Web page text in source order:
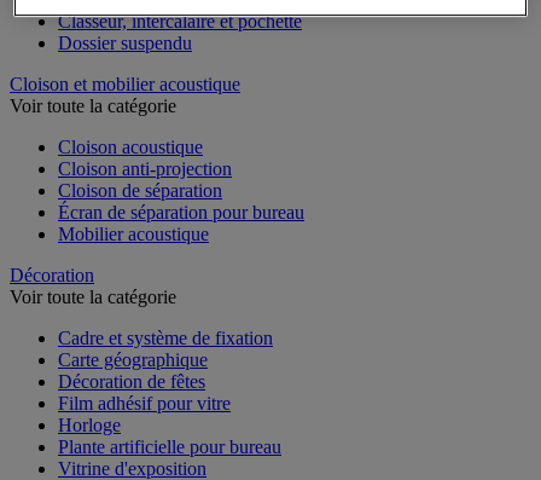
Classeur, intercalaire et pochette
Dossier suspendu
Cloison et mobilier acoustique
Voir toute la catégorie
Cloison acoustique
Cloison anti-projection
Cloison de séparation
Écran de séparation pour bureau
Mobilier acoustique
Décoration
Voir toute la catégorie
Cadre et système de fixation
Carte géographique
Décoration de fêtes
Film adhésif pour vitre
Horloge
Plante artificielle pour bureau
Vitrine d'exposition